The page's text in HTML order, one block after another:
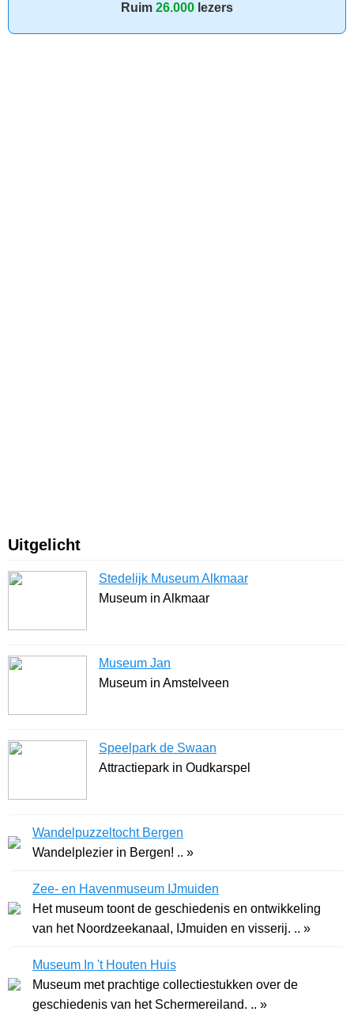
Ruim 26.000 lezers
Uitgelicht
Stedelijk Museum Alkmaar
Museum in Alkmaar
Museum Jan
Museum in Amstelveen
Speelpark de Swaan
Attractiepark in Oudkarspel
Wandelpuzzeltocht Bergen
Wandelplezier in Bergen! .. »
Zee- en Havenmuseum IJmuiden
Het museum toont de geschiedenis en ontwikkeling
van het Noordzeekanaal, IJmuiden en visserij. .. »
Museum In 't Houten Huis
Museum met prachtige collectiestukken over de
geschiedenis van het Schermereiland. .. »